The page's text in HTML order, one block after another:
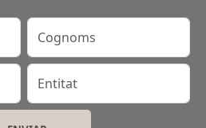
Cognoms
Entitat